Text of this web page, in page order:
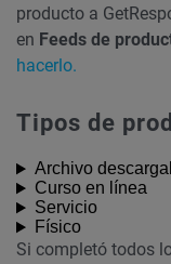
producto a
en Feeds de
hacerlo.
Tipos de
Archivo
Curso en línea
Servicio
Físico
Si completó todos